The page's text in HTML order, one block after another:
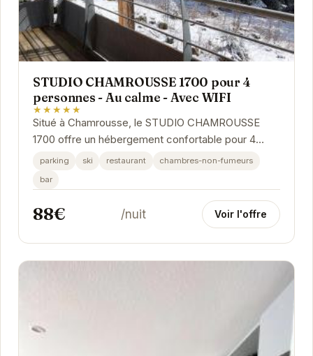
STUDIO CHAMROUSSE 1700 pour 4
personnes - Au calme - Avec WIFI
★★★★★
Situé à Chamrousse, le STUDIO CHAMROUSSE
1700 offre un hébergement confortable pour 4
personnes. Avec son ambiance calme et son
parking ski restaurant
chambres-non-fumeurs
bar
88€ /nuit Voir l'offre